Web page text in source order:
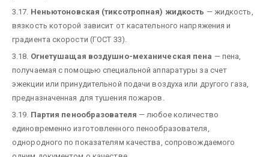
3.17. Неньютоновская (тиксотропная) жидкость — жидкость,
вязкость которой зависит от касательного напряжения и
градиента скорости (ГОСТ 33).
3.18. Огнетушащая воздушно-механическая пена — пена,
получаемая с помощью специальной аппаратуры за счет
эжекции или принудительной подачи воздуха или другого газа,
предназначенная для тушения пожаров.
3.19. Партия пенообразователя — любое количество
единовременно изготовленного пенообразователя,
однородного по показателям качества, сопровождаемого